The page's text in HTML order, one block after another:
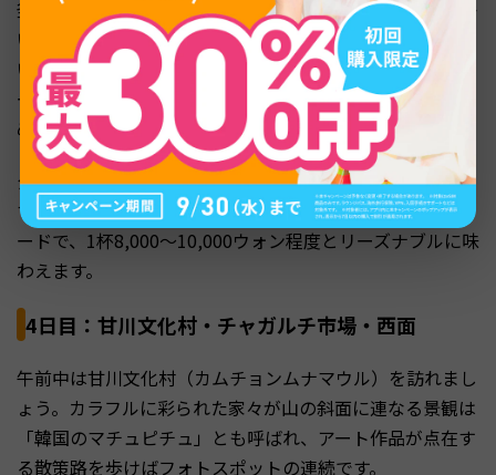
釜山に到着したら、まず海雲台（ヘウンデ）ビーチへ向か
いましょう。韓国を代表するリゾートビーチで、海岸線沿
いの散歩が気持ちよいエリアです。海雲台ブルーラインパ
ークのスカイカプセルに乗れば、海の上を走る絶景を楽し
めます。
夕食は釜山名物のデジクッパ（豚クッパ）がおすすめで
す。白濁したスープにご飯を入れて食べる釜山のソウルフ
ードで、1杯8,000〜10,000ウォン程度とリーズナブルに味
わえます。
4日目：甘川文化村・チャガルチ市場・西面
午前中は甘川文化村（カムチョンムナマウル）を訪れまし
ょう。カラフルに彩られた家々が山の斜面に連なる景観は
「韓国のマチュピチュ」とも呼ばれ、アート作品が点在す
る散策路を歩けばフォトスポットの連続です。